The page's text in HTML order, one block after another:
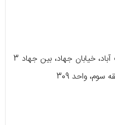
کرمان، چهارراه طهماسب آباد، خیابان جهاد، بین جهاد 3